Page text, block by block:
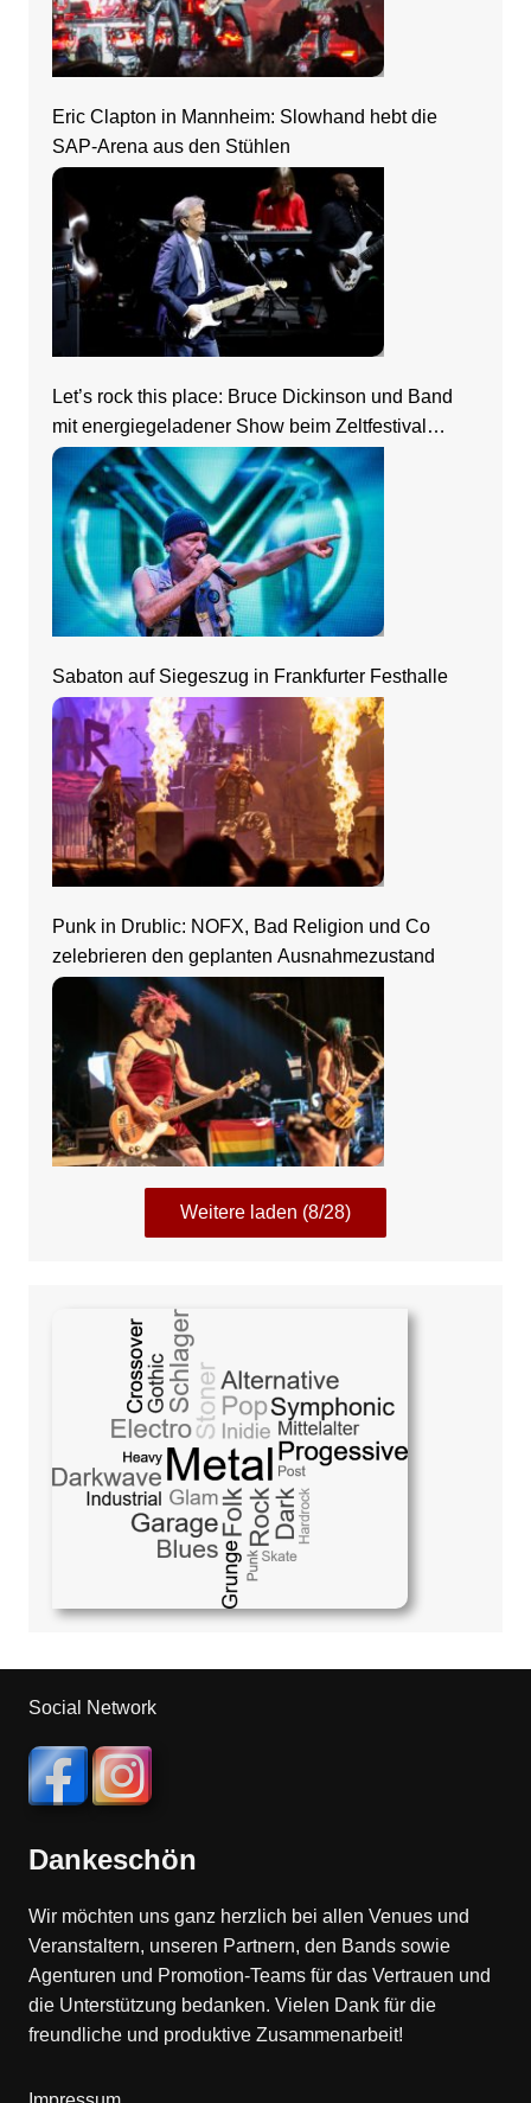
Eric Clapton in Mannheim: Slowhand hebt die
SAP-Arena aus den Stühlen
Let’s rock this place: Bruce Dickinson und Band
mit energiegeladener Show beim Zeltfestival
Rhein-Neckar
Sabaton auf Siegeszug in Frankfurter Festhalle
Punk in Drublic: NOFX, Bad Religion und Co
zelebrieren den geplanten Ausnahmezustand
Weitere laden (8/28)
Social Network
Dankeschön
Wir möchten uns ganz herzlich bei allen Venues und
Veranstaltern, unseren Partnern, den Bands sowie
Agenturen und Promotion-Teams für das Vertrauen und
die Unterstützung bedanken. Vielen Dank für die
freundliche und produktive Zusammenarbeit!